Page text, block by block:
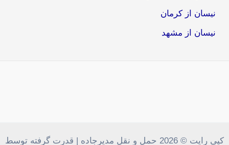
نیسان از کرمان
نیسان از مشهد
کپی رایت © 2026 حمل و نقل مدیرجاده | قدرت گرفته توسط